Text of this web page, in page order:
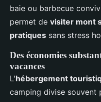
baie ou barbecue
permet de visiter mont
pratiques sans stress
Des économies
vacances
L'hébergement
camping divise souvent